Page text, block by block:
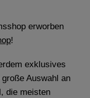
erworben
!
exklusives
Auswahl an
die meisten